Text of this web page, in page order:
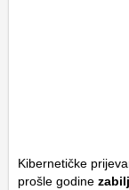
Kibernetičke
prošle godine